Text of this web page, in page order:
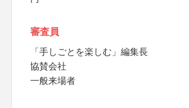
審査員
「手しごとを楽しむ」編集長
協賛会社
一般来場者